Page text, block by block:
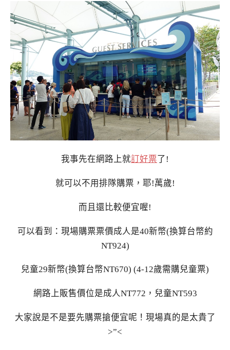
我事先在網路上就訂好票 了!
就可以不用排隊購票，耶!萬歲!
而且還比較便宜喔!
可以看到：現場購票票價成人是40新幣(換算台幣約
NT924)
兒童29新幣(換算台幣NT670) (4-12歲需購兒童票)
網路上販售價位是成人NT772，兒童NT593
大家說是不是要先購票搶便宜呢！現場真的是太貴了
>”<